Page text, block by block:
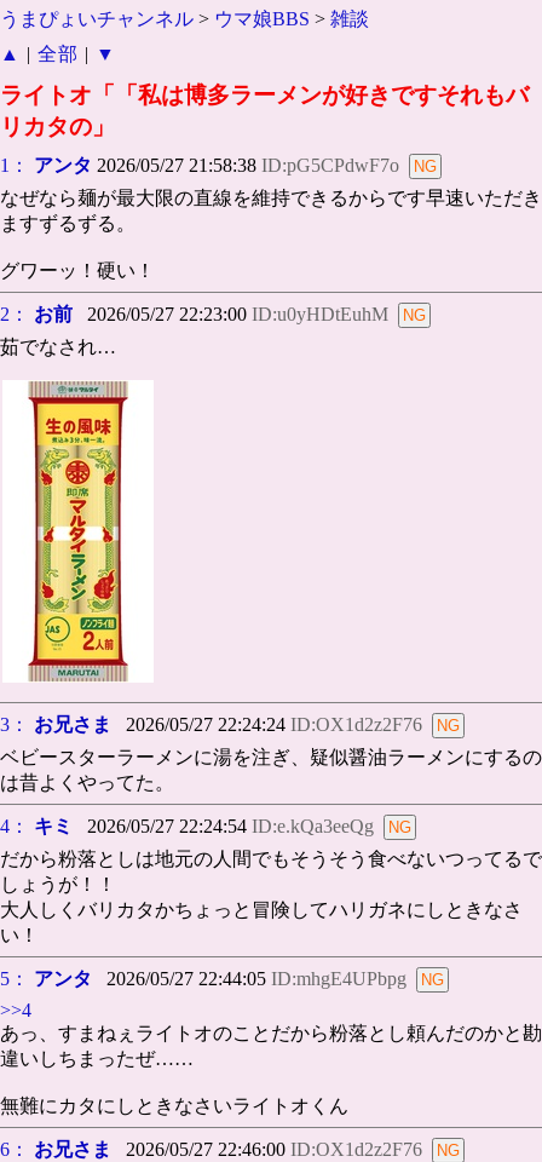
うまぴょいチャンネル > ウマ娘BBS > 雑談
▲
| 全部 | ▼
ライトオ「「私は博多ラーメンが好きですそれもバ
リカタの」
1： アンタ 2026/05/27 21:58:38 ID:pG5CPdwF7o
なぜなら麺が最大限の直線を維持できるからです早速いただき
ますずるずる。
グワーッ！硬い！
2： お前 2026/05/27 22:23:00 ID:u0yHDtEuhM
茹でなされ…
3： お兄さま 2026/05/27 22:24:24 ID:OX1d2z2F76
ベビースターラーメンに湯を注ぎ、疑似醤油ラーメンにするの
は昔よくやってた。
4： キミ 2026/05/27 22:24:54 ID:e.kQa3eeQg
だから粉落としは地元の人間でもそうそう食べないつってるで
しょうが！！
大人しくバリカタかちょっと冒険してハリガネにしときなさ
い！
5： アンタ 2026/05/27 22:44:05 ID:mhgE4UPbpg
>>4
あっ、すまねぇライトオのことだから粉落とし頼んだのかと勘
違いしちまったぜ……
無難にカタにしときなさいライトオくん
6： お兄さま 2026/05/27 22:46:00 ID:OX1d2z2F76